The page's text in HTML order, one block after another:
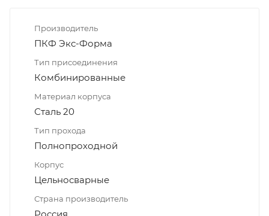
Производитель
ПКФ Экс-Форма
Тип присоединения
Комбинированные
Материал корпуса
Сталь 20
Тип прохода
Полнопроходной
Корпус
Цельносварные
Страна производитель